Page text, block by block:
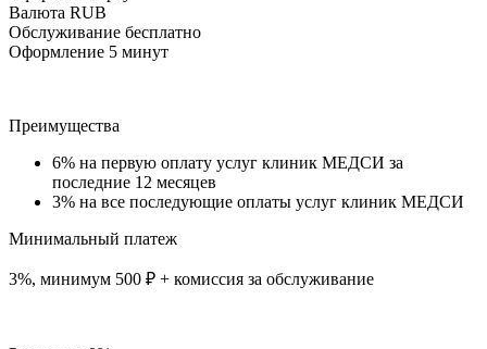
Валюта RUB
Обслуживание бесплатно
Оформление 5 минут
Преимущества
6% на первую оплату услуг клиник МЕДСИ за
последние 12 месяцев
3% на все последующие оплаты услуг клиник МЕДСИ
Минимальный платеж
3%, минимум 500 ₽ + комиссия за обслуживание